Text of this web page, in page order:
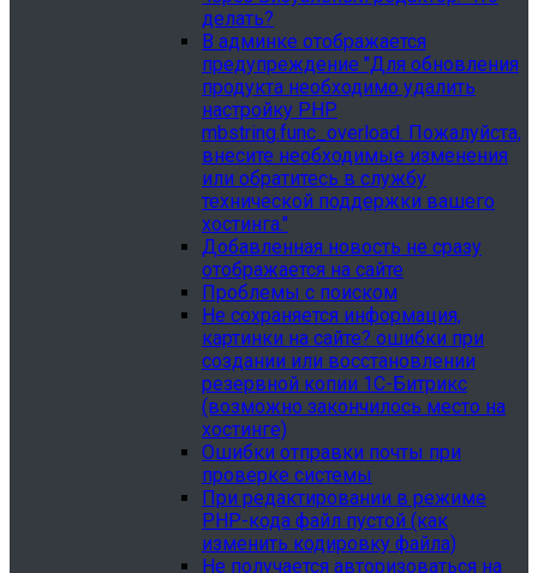
делать?
В админке отображается
предупреждение "Для обновления
продукта необходимо удалить
настройку PHP
mbstring.func_overload. Пожалуйста,
внесите необходимые изменения
или обратитесь в службу
технической поддержки вашего
хостинга."
Добавленная новость не сразу
отображается на сайте
Проблемы с поиском
Не сохраняется информация,
картинки на сайте? ошибки при
создании или восстановлении
резервной копии 1С-Битрикс
(возможно закончилось место на
хостинге)
Ошибки отправки почты при
проверке системы
При редактировании в режиме
PHP-кода файл пустой (как
изменить кодировку файла)
Не получается авторизоваться на